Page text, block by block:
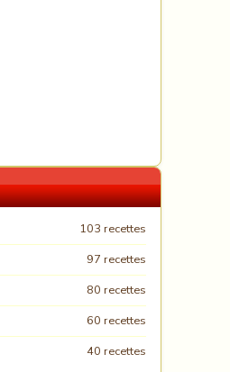
103 recettes
97 recettes
80 recettes
60 recettes
40 recettes